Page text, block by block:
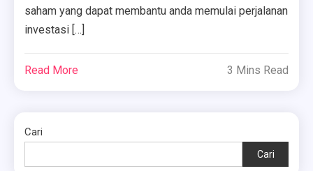
saham yang dapat membantu anda memulai perjalanan
investasi […]
Read More 3 Mins Read
Cari
Cari